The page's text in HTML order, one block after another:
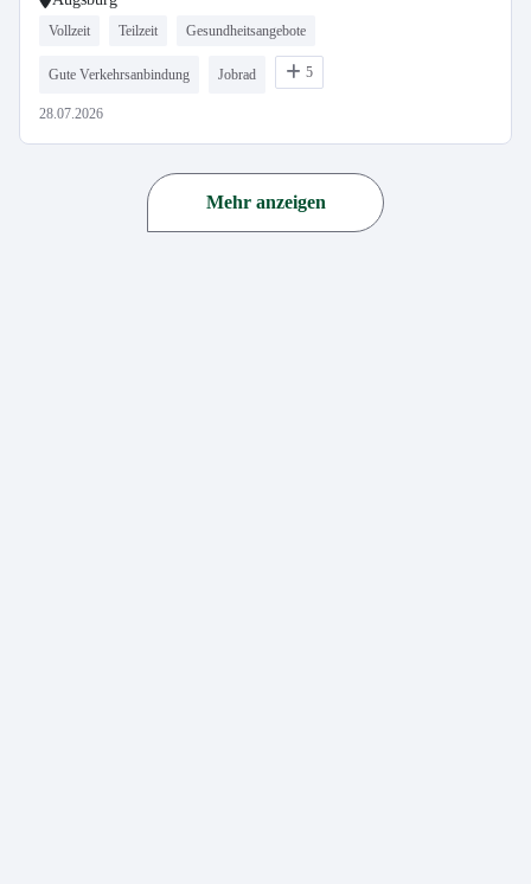
Vollzeit Teilzeit Gesundheitsangebote
Gute Verkehrsanbindung Jobrad 5
28.07.2026
Mehr anzeigen